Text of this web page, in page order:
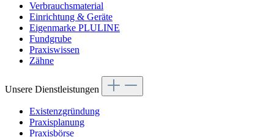
Verbrauchsmaterial
Einrichtung & Geräte
Eigenmarke PLULINE
Fundgrube
Praxiswissen
Zähne
Unsere Dienstleistungen
Existenzgründung
Praxisplanung
Praxisbörse